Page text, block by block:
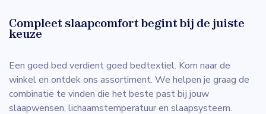
Compleet slaapcomfort begint bij de juiste
keuze
Een goed bed verdient goed bedtextiel. Kom naar de
winkel en ontdek ons assortiment. We helpen je graag de
combinatie te vinden die het beste past bij jouw
slaapwensen, lichaamstemperatuur en slaapsysteem.